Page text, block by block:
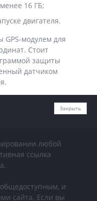
16 ГБ;
двигателя.
модулем для
Стоит
защиты
датчиком
любой
ссылка
общедоступным, и
сайта. Если вы
Закрыть